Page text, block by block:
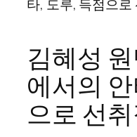
타, 도루, 득점으
김혜성
에서의
으로 선